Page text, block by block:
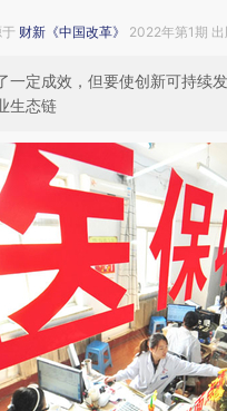
财新《中国改革》 2022年第1期
一定成效，但要使创新可持续
生态链